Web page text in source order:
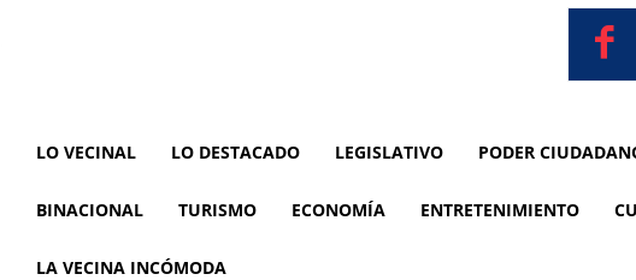
LO VECINAL LO DESTACADO LEGISLATIVO PODER
BINACIONAL TURISMO ECONOMÍA ENTRETENIMIENTO
LA VECINA INCÓMODA